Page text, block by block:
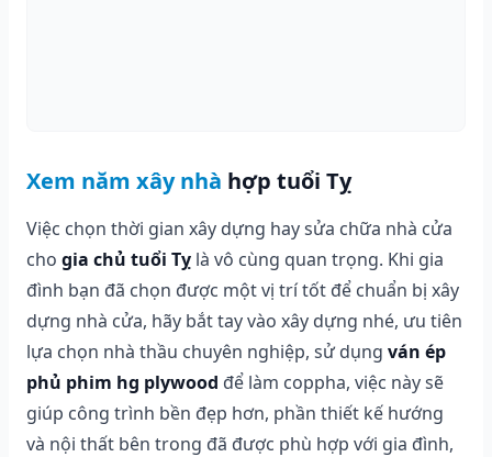
Xem năm xây nhà hợp tuổi Tỵ
Việc chọn thời gian xây dựng hay sửa chữa nhà cửa
cho gia chủ tuổi Tỵ là vô cùng quan trọng. Khi gia
đình bạn đã chọn được một vị trí tốt để chuẩn bị xây
dựng nhà cửa, hãy bắt tay vào xây dựng nhé, ưu tiên
lựa chọn nhà thầu chuyên nghiệp, sử dụng ván ép
phủ phim hg plywood để làm coppha, việc này sẽ
giúp công trình bền đẹp hơn, phần thiết kế hướng
và nội thất bên trong đã được phù hợp với gia đình,